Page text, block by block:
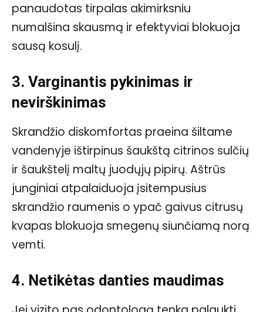
panaudotas tirpalas akimirksniu
numalšina skausmą ir efektyviai blokuoja
sausą kosulį.
3. Varginantis pykinimas ir
nevirškinimas
Skrandžio diskomfortas praeina šiltame
vandenyje ištirpinus šaukštą citrinos sulčių
ir šaukštelį maltų juodųjų pipirų. Aštrūs
junginiai atpalaiduoja įsitempusius
skrandžio raumenis o ypač gaivus citrusų
kvapas blokuoja smegenų siunčiamą norą
vemti.
4. Netikėtas danties maudimas